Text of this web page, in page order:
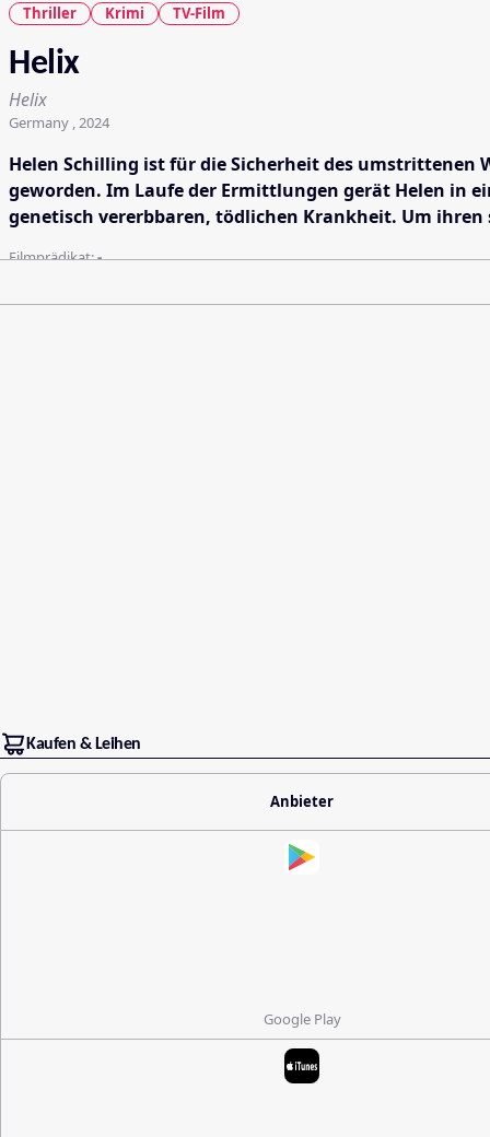
Thriller
Krimi TV-Film
Helix
Helix
Germany , 2024
Helen Schilling ist für die Sicherheit des umstrittenen
geworden. Im Laufe der Ermittlungen gerät Helen in
genetisch vererbbaren, tödlichen Krankheit. Um
Filmprädikat:-
Kaufen & Leihen
Anbieter
Google Play